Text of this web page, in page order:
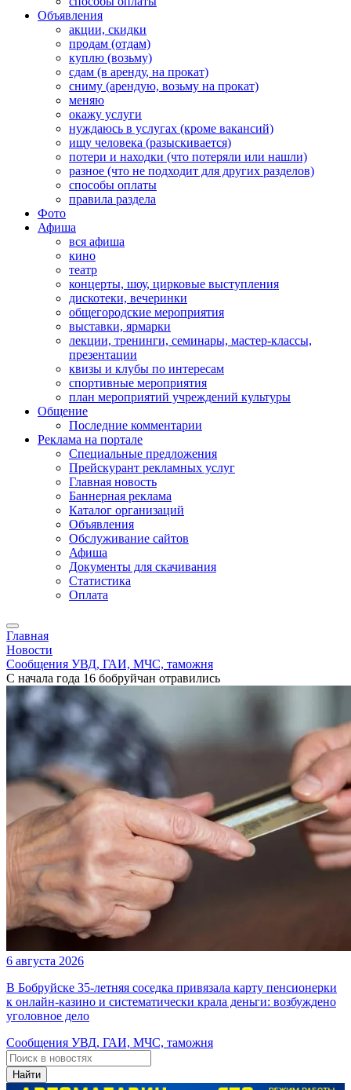
Объявления
акции, скидки
продам (отдам)
куплю (возьму)
сдам (в аренду, на прокат)
сниму (арендую, возьму на прокат)
меняю
окажу услуги
нуждаюсь в услугах (кроме вакансий)
ищу человека (разыскивается)
потери и находки (что потеряли или нашли)
разное (что не подходит для других разделов)
способы оплаты
правила раздела
Фото
Афиша
вся афиша
кино
театр
концерты, шоу, цирковые выступления
дискотеки, вечеринки
общегородские мероприятия
выставки, ярмарки
лекции, тренинги, семинары, мастер-классы,
презентации
квизы и клубы по интересам
спортивные мероприятия
план мероприятий учреждений культуры
Общение
Последние комментарии
Реклама на портале
Специальные предложения
Прейскурант рекламных услуг
Главная новость
Баннерная реклама
Каталог организаций
Объявления
Обслуживание сайтов
Афиша
Документы для скачивания
Статистика
Оплата
Главная
Новости
Сообщения УВД, ГАИ, МЧС, таможня
С начала года 16 бобруйчан отравились
6 августа 2026
В Бобруйске 35-летняя соседка привязала карту пенсионерки
к онлайн-казино и систематически крала деньги: возбуждено
уголовное дело
Сообщения УВД, ГАИ, МЧС, таможня
Найти